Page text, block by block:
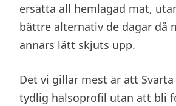
ersätta all hemlagad mat,
bättre alternativ de dagar då
annars lätt skjuts upp.
Det vi gillar mest är att Svarta
tydlig hälsoprofil utan att bli